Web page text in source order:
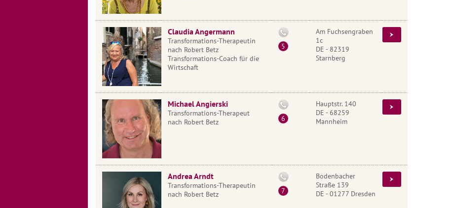
Claudia Angermann
Transformations-Therapeutin
nach Robert Betz
Transformations-Coach für die
Wirtschaft
Am Fuchsengraben
1c
DE - 82319
Starnberg
Michael Angierski
Transformations-Therapeut
nach Robert Betz
Hauptstr. 140
DE - 68259
Mannheim
Andrea Arndt
Transformations-Therapeutin
nach Robert Betz
Bodenbacher
Straße 139
DE - 01277 Dresden